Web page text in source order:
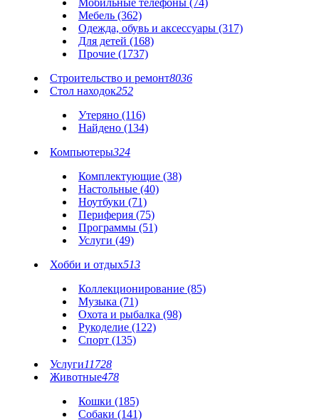
Мобильные телефоны (74)
Мебель (362)
Одежда, обувь и аксессуары (317)
Для детей (168)
Прочие (1737)
Строительство и ремонт8036
Стол находок252
Утеряно (116)
Найдено (134)
Компьютеры324
Комплектующие (38)
Настольные (40)
Ноутбуки (71)
Периферия (75)
Программы (51)
Услуги (49)
Хобби и отдых513
Коллекционирование (85)
Музыка (71)
Охота и рыбалка (98)
Рукоделие (122)
Спорт (135)
Услуги11728
Животные478
Кошки (185)
Собаки (141)